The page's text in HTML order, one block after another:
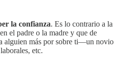
la confianza. Es lo contrario a la
el padre o la madre y que de
alguien más por sobre ti—un novio
etc.